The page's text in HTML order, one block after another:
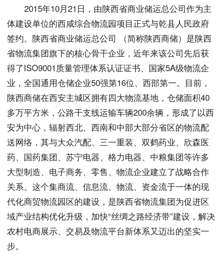
2015年10月21日，由陕西省商业储运总公司作为主
体建设单位的西咸综合物流园项目正式与乾县人民政府
签约。陕西省商业储运总公司 （简称陕西商储）是陕西
省物流集团旗下的核心骨干企业，近年来该公司先后获
得了ISO9001质量管理体系认证证书、国家5A级物流企
业，全国通用仓储企业50强第16位、西部第一。目前，
陕西商储在西安主城区拥有四大物流基地，仓储面积40
多万平方米，公路干支线运输车辆200余辆，形成了以西
安为中心，辐射西北、西南和中部大部分省区的物流配
送网络，其与大众汽配、三一重装、双鹤药业、欣森医
药、国药集团、苏宁电器、格力电器、中粮集团等许多
大型制造、电子商务、零售、物流企业建立了战略合作
关系。这个集商流、信息流、物流、资金流于一体的现
代化商贸物流园区的建设，是陕西省物流集团为促进区
域产业结构优化升级，加快“丝绸之路经济带”建设，解决
农村电商展示、交易及物流平台新体系又迈出的坚实一
步。